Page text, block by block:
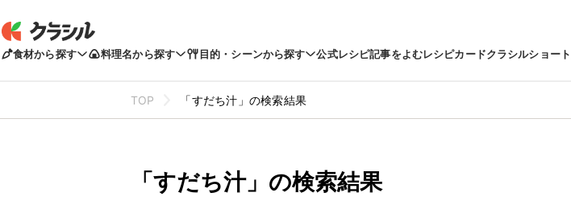
食材から探す 料理名から探す 目的・シーンから探す 公式レシピ記事をよむレシピカードクラシルショート
TOP 「すだち汁」の検索結果
「すだち汁」の検索結果